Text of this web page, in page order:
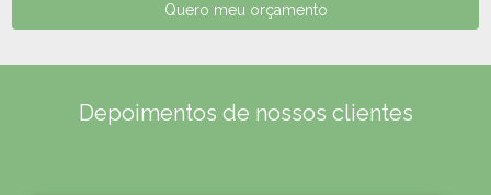
Quero meu orçamento
Depoimentos de nossos clientes